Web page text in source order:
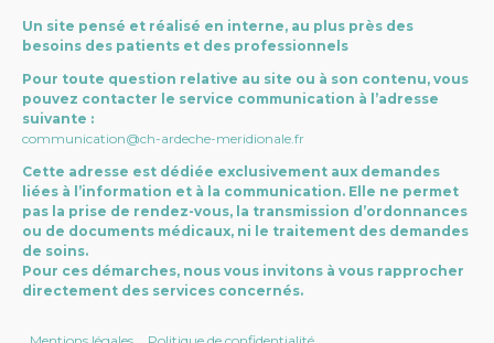
Un site pensé et réalisé en interne, au plus près des
besoins des patients et des professionnels
Pour toute question relative au site ou à son contenu, vous
pouvez contacter le service communication à l’adresse
suivante :
communication@ch-ardeche-meridionale.fr
Cette adresse est dédiée exclusivement aux demandes
liées à l’information et à la communication. Elle ne permet
pas la prise de rendez-vous, la transmission d’ordonnances
ou de documents médicaux, ni le traitement des demandes
de soins.
Pour ces démarches, nous vous invitons à vous rapprocher
directement des services concernés.